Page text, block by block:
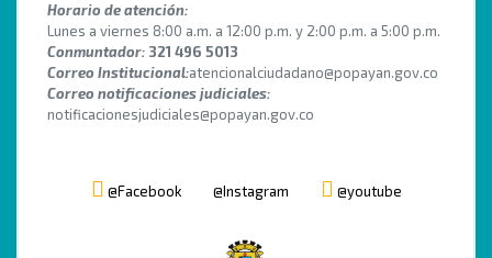
Horario de atención:
Lunes a viernes 8:00 a.m. a 12:00 p.m. y 2:00 p.m. a 5:00 p.m.
Conmuntador: 321 496 5013
Correo Institucional:atencionalciudadano@popayan.gov.co
Correo notificaciones judiciales:
notificacionesjudiciales@popayan.gov.co
@Facebook @Instagram @youtube